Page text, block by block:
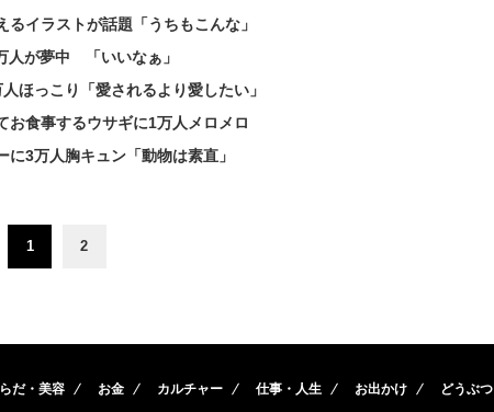
イラストが話題「うちもこんな」
人が夢中 「いいなぁ」
ほっこり「愛されるより愛したい」
食事するウサギに1万人メロメロ
3万人胸キュン「動物は素直」
1 2
だ・美容 お金 カルチャー 仕事・人生 お出かけ どうぶつ